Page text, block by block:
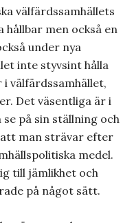
välfärdssamhällets
hållbar men också en
under nya
inte styvsint hålla
välfärdssamhället,
Det väsentliga är i
på sin ställning och
man strävar efter
medel.
till jämlikhet och
på något sätt.